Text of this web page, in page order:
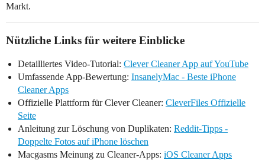
Markt.
Nützliche Links für weitere Einblicke
Detailliertes Video-Tutorial: Clever Cleaner App auf YouTube
Umfassende App-Bewertung: InsanelyMac - Beste iPhone
Cleaner Apps
Offizielle Plattform für Clever Cleaner: CleverFiles Offizielle
Seite
Anleitung zur Löschung von Duplikaten: Reddit-Tipps -
Doppelte Fotos auf iPhone löschen
Macgasms Meinung zu Cleaner-Apps: iOS Cleaner Apps